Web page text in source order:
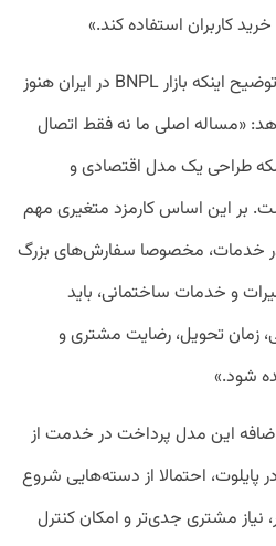
کاربران استفاده کند.»
مدیرعامل خدمت از ما هم با توضیح اینکه بازار BNPL در ایران هنوز
«مساله اصلی ما نه فقط اتصال
طراحی یک مدل اقتصادی و
بر این اساس کارمزد متغیری مهم
خدمات، مخصوصا سفارش‌های بزرگ
و خدمات ساختمانی، باید
زمان تحویل، رضایت مشتری و
شود.»
اضافه این مدل پرداخت در خدمت از
پایلوت، احتمالا از دسته‌هایی شروع
نیاز مشتری جدی‌تر و امکان کنترل